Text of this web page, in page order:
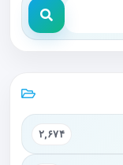
۲,۶۷۴